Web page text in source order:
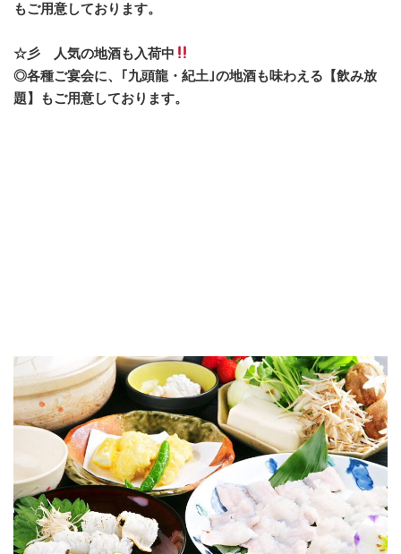
もご用意しております。
☆彡 人気の地酒も入荷中
◎各種ご宴会に、｢九頭龍・紀土｣の地酒も味わえる【飲み放
題】もご用意しております。